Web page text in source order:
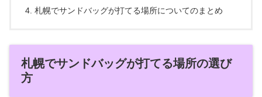
札幌でサンドバッグが打てる場所についてのまとめ
札幌でサンドバッグが打てる場所の選び
方